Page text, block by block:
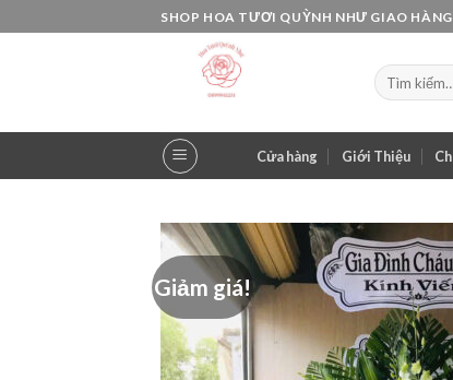
to
SHOP HOA TƯƠI QUỲNH NHƯ GIAO
Tìm
kiếm:
Cửa hàng Giới Thiệu
Giảm giá!